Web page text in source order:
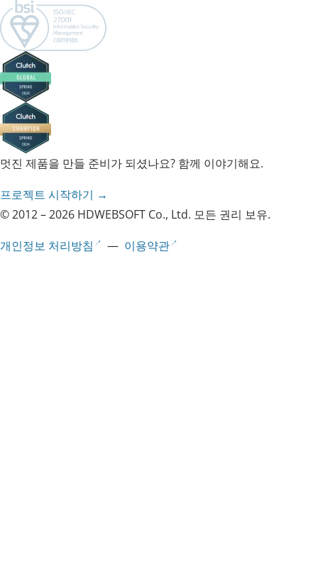
멋진 제품을 만들 준비가 되셨나요? 함께 이야기해요.
프로젝트 시작하기 →
© 2012 – 2026 HDWEBSOFT Co., Ltd. 모든 권리 보유.
개인정보 처리방침
— 이용약관